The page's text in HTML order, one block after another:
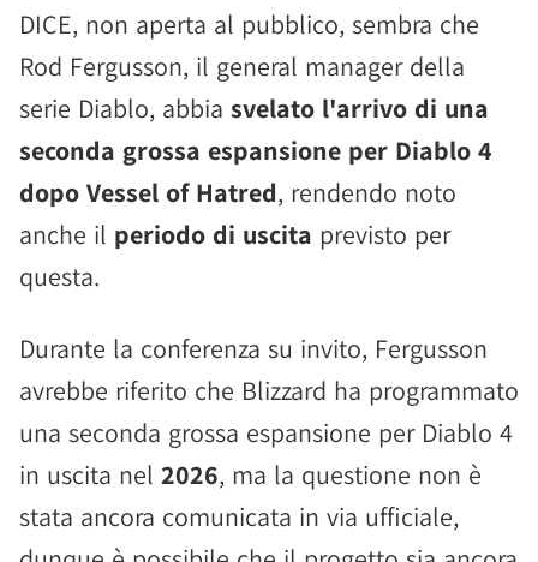
DICE, non aperta al pubblico, sembra che
Rod Fergusson, il general manager della
serie Diablo, abbia svelato l'arrivo di una
seconda grossa espansione per Diablo 4
dopo Vessel of Hatred, rendendo noto
anche il periodo di uscita previsto per
questa.
Durante la conferenza su invito, Fergusson
avrebbe riferito che Blizzard ha programmato
una seconda grossa espansione per Diablo 4
in uscita nel 2026, ma la questione non è
stata ancora comunicata in via ufficiale,